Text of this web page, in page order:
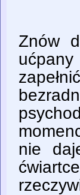
Znów
nie